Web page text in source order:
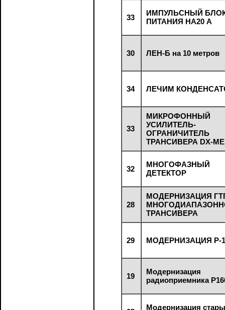
33
ИМПУЛЬСНЫЙ
ПИТАНИЯ НА20 А
30 ЛЕН-Б на 10 метров
34 ЛЕЧИМ
33
МИКРОФОННЫЙ
УСИЛИТЕЛЬ-
ОГРАНИЧИТЕЛЬ
ТРАНСИВЕРА DX-
32
МНОГОФАЗНЫЙ
ДЕТЕКТОР
28
МОДЕРНИЗАЦИЯ
ТРАНСИВЕРА
29 МОДЕРНИЗАЦИЯ Р-
19
Модернизация
радиоприемника
Модернизация